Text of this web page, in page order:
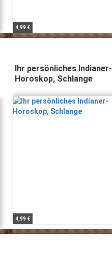
4,99 €
Ihr persönliches Indianer-
Horoskop, Schlange
4,99 €